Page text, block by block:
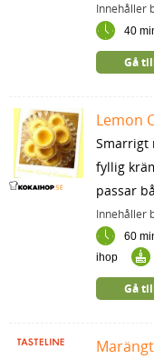
Innehåller
40
Gå
Lemon
Smarrigt
fyllig
passar
Innehåller
60
ihop
Gå